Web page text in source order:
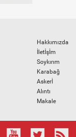
Hakkımızda
İletİşİm
Soykırım
Karabağ
Askerİ
Alıntı
Makale